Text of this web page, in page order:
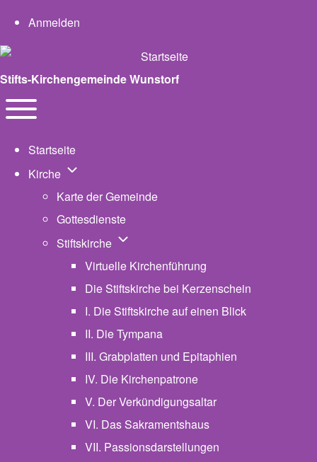
User account menu
Anmelden
Stifts-Kirchengemeinde Wunstorf
Navigation
Startseite
Kirche Unternavigation von Kirche
Karte der Gemeinde
Gottesdienste
Stiftskirche Unternavigation von Stiftskirche
Virtuelle Kirchenführung
Die Stiftskirche bei Kerzenschein
I. Die Stiftskirche auf einen Blick
II. Die Tympana
III. Grabplatten und Epitaphien
IV. Die Kirchenpatrone
V. Der Verkündigungsaltar
VI. Das Sakramentshaus
VII. Passionsdarstellungen